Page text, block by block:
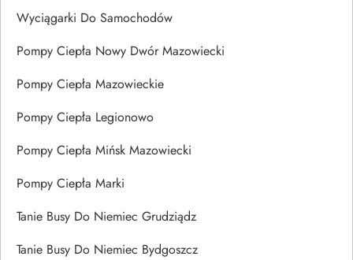
Wyciągarki Do Samochodów
Pompy Ciepła Nowy Dwór Mazowiecki
Pompy Ciepła Mazowieckie
Pompy Ciepła Legionowo
Pompy Ciepła Mińsk Mazowiecki
Pompy Ciepła Marki
Tanie Busy Do Niemiec Grudziądz
Tanie Busy Do Niemiec Bydgoszcz